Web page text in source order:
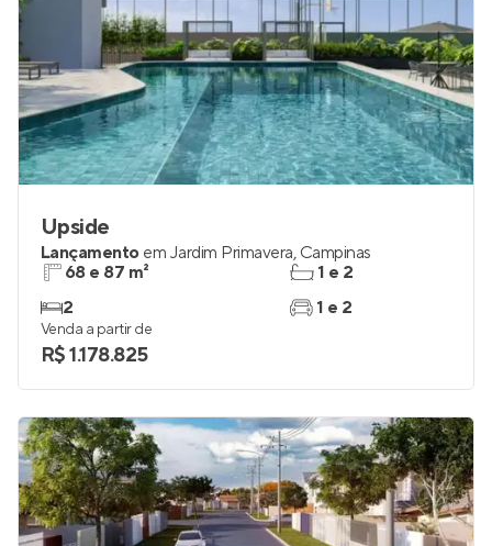
Upside
Lançamento em Jardim Primavera, Campinas
68 e 87 m²
2
1 e 2
1 e 2
Venda a partir de
R$ 1.178.825